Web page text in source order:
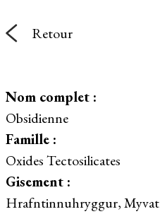
Retour
Nom complet :
Obsidienne
Famille :
Oxides Tectosilicates
Gisement :
Hrafntinnuhryggur,